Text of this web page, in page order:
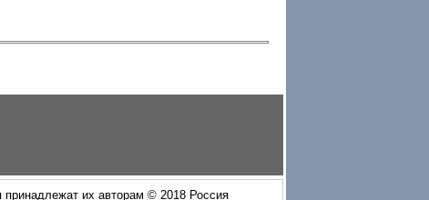
принадлежат их авторам © 2018 Россия